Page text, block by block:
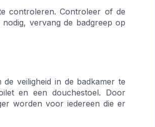
controleren. Controleer of de
vervang de badgreep op
veiligheid in de badkamer te
en een douchestoel. Door
worden voor iedereen die er